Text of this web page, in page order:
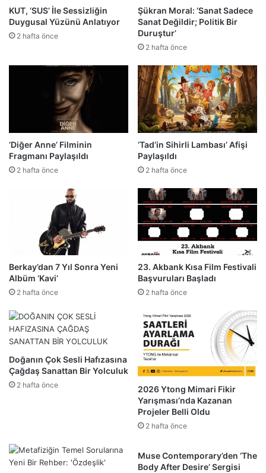
KUT, ‘SUS’ İle Sessizliğin
Duygusal Yüzünü Anlatıyor
2 hafta önce
Şükran Moral: ‘Sanat Sadece
Sanat Değildir; Politik Bir
Duruştur’
2 hafta önce
‘Diğer Anne’ Filminin
Fragmanı Paylaşıldı
2 hafta önce
‘Tad’in Sihirli Lambası’ Afişi
Paylaşıldı
2 hafta önce
Berkay’dan 7 Yıl Sonra Yeni
Albüm ‘Kavi’
2 hafta önce
23. Akbank Kısa Film Festivali
Başvuruları Başladı
2 hafta önce
Doğanın Çok Sesli Hafızasına
Çağdaş Sanattan Bir Yolculuk
2 hafta önce
2026 Ytong Mimari Fikir
Yarışması’nda Kazanan
Projeler Belli Oldu
2 hafta önce
Muse Contemporary’den ‘The
Body After Desire’ Sergisi